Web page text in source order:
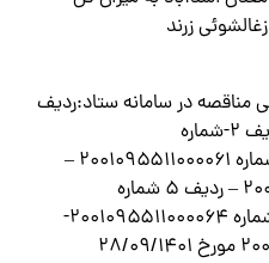
مناقصه در سامانه ستاد:ردیف
۱ شماره ۲۰۰۱۰۹۵۵۱۱۰۰۰۰۵۹ ردیف ۲-شماره
۲۰۰۱۰۹۵۵۱۱۰۰۰۰۶۰- ردیف ۳ شماره ۲۰۰۱۰۹۵۵۱۱۰۰۰۰۶۱ –
ردیف ۴ شماره ۲۰۰۱۰۹۵۵۱۱۰۰۰۰۶۲ – ردیف ۵ شماره
۲۰۰۱۰۹۵۵۱۱۰۰۰۰۶۳- ردیف ۶ شماره ۲۰۰۱۰۹۵۵۱۱۰۰۰۰۶۴-